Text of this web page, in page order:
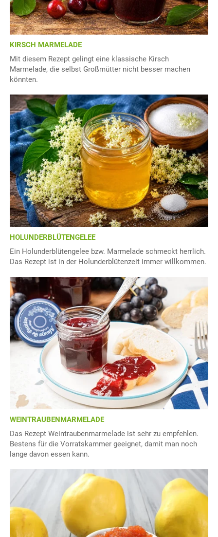
KIRSCH MARMELADE
Mit diesem Rezept gelingt eine klassische Kirsch
Marmelade, die selbst Großmütter nicht besser machen
könnten.
HOLUNDERBLÜTENGELEE
Ein Holunderblütengelee bzw. Marmelade schmeckt herrlich.
Das Rezept ist in der Holunderblütenzeit immer willkommen.
WEINTRAUBENMARMELADE
Das Rezept Weintraubenmarmelade ist sehr zu empfehlen.
Bestens für die Vorratskammer geeignet, damit man noch
lange davon essen kann.